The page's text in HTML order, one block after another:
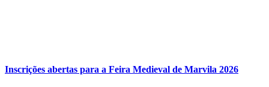
Inscrições abertas para a Feira Medieval de Marvila 2026